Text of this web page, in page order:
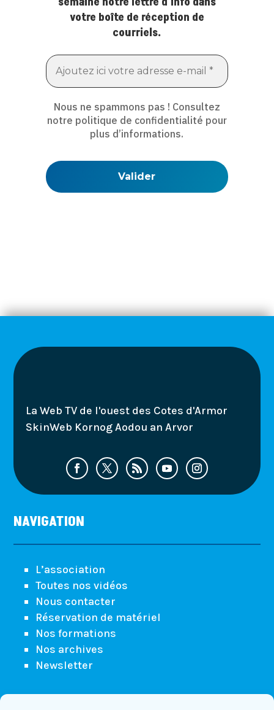
votre boîte de réception de
courriels.
Nous ne spammons pas ! Consultez
notre politique de confidentialité pour
plus d’informations.
La Web TV de l'ouest des Cotes d'Armor
SkinWeb Kornog Aodou an Arvor
NAVIGATION
L’association
Toutes nos vidéos
Nous contacter
Réservation de matériel
Nos formations
Nos archives
Newsletter